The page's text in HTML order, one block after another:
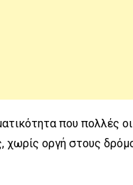
που πολλές
χωρίς οργή στους